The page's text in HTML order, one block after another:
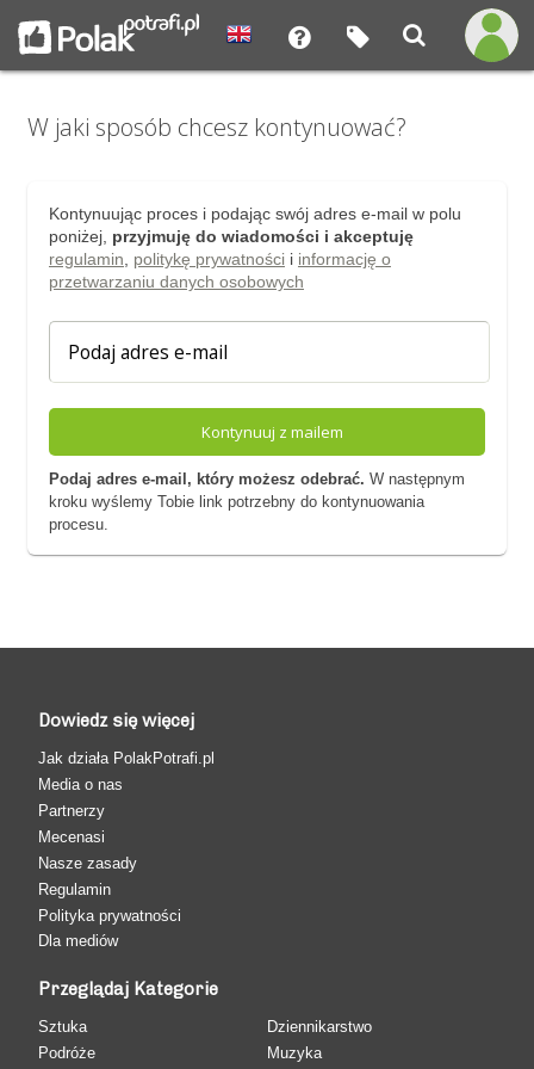
W jaki sposób chcesz kontynuować?
Kontynuując proces i podając swój adres e-mail w polu
poniżej, przyjmuję do wiadomości i akceptuję
regulamin
politykę prywatnościi informację o
przetwarzaniu danych osobowych
Kontynuuj z mailem
Podaj adres e-mail, który możesz odebrać. W następnym
kroku wyślemy Tobie link potrzebny do kontynuowania
procesu.
Dowiedz się więcej
Jak działa PolakPotrafi.pl
Media o nas
Partnerzy
Mecenasi
Nasze zasady
Regulamin
Polityka prywatności
Dla mediów
Przeglądaj Kategorie
Sztuka
Podróże
Dziennikarstwo
Muzyka